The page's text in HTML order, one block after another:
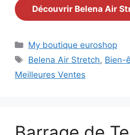
Découvrir Belena Air
Catégories
My boutique euroshop
Étiquettes
Belena Air Stretch, Bien-
Meilleures Ventes